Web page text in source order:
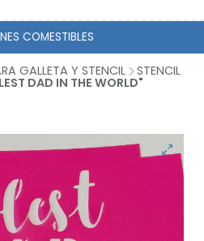
COMESTIBLES
GALLETA Y STENCIL STENCIL
DAD IN THE WORLD"